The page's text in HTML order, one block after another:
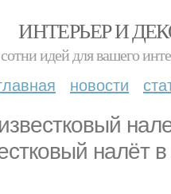
ИНТЕРЬЕР И
сотни идей для вашего
новости
налёт